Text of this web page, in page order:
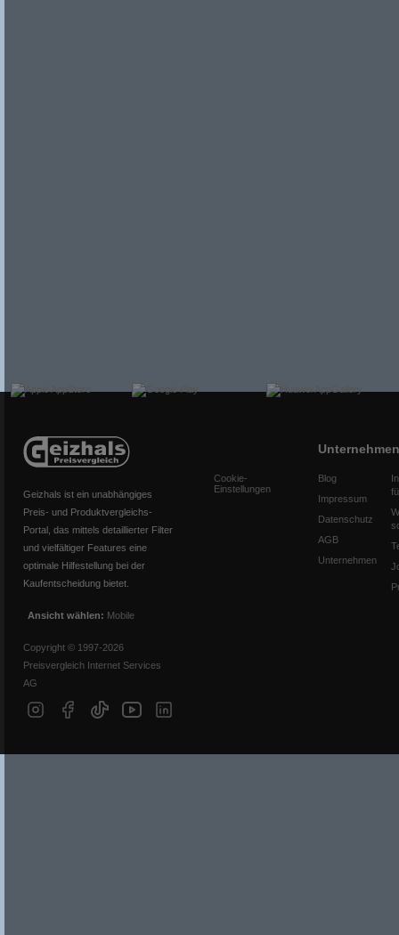
Geizhals ist ein unabhängiges
Preis- und Produktvergleichs-
Portal, das mittels detaillierter Filter
und vielfältiger Features eine
optimale Hilfestellung bei der
Kaufentscheidung bietet.
Ansicht wählen: Mobile
Copyright © 1997-2026
Preisvergleich Internet Services
AG
Cookie-
Einstellungen
Unternehmen
Blog
Impressum
Datenschutz
AGB
Unternehmen